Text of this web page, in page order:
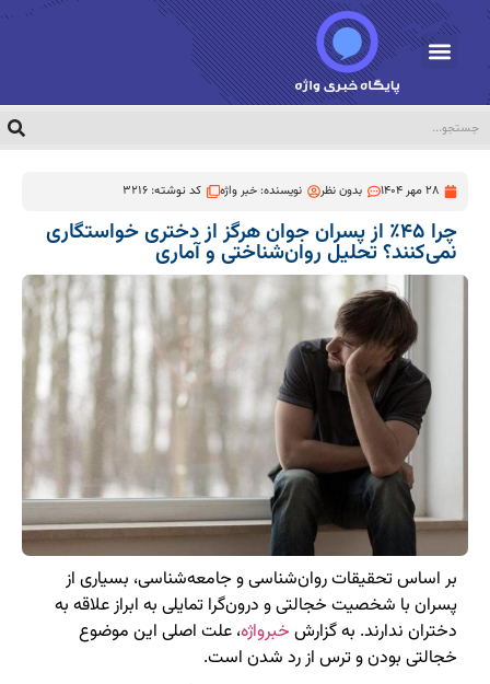
28 مهر 1404 بدون نظر نویسنده:خبر واژه کد نوشته: 3216
چرا ۴۵٪ از پسران جوان هرگز از دختری خواستگاری
نمی‌کنند؟ تحلیل روان‌شناختی و آماری
بر اساس تحقیقات روان‌شناسی و جامعه‌شناسی، بسیاری از
پسران با شخصیت خجالتی و درون‌گرا تمایلی به ابراز علاقه به
دختران ندارند. به گزارش خبرواژه، علت اصلی این موضوع
خجالتی بودن و ترس از رد شدن است.